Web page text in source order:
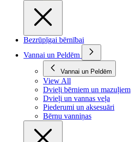
Bezrūpīgai bērnībai
Vannai un Peldēm
Vannai un Peldēm
View All
Dvieļi bērniem un mazuļiem
Dvieļi un vannas veļa
Piederumi un aksesuāri
Bērnu vanniņas